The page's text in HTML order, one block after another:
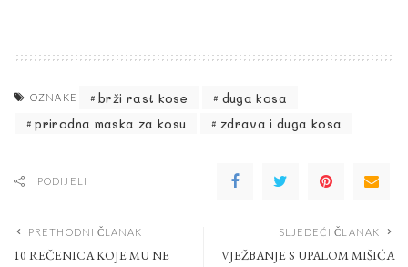
OZNAKE brži rast kose
duga kosa
prirodna maska za kosu
zdrava i duga kosa
PODIJELI
PRETHODNI ČLANAK
10 REČENICA KOJE MU NE
SLJEDEĆI ČLANAK
VJEŽBANJE S UPALOM MIŠIĆA